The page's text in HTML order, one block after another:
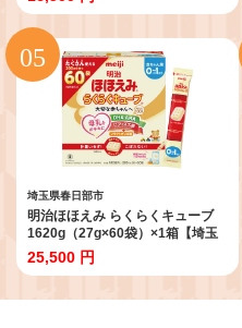
子育て】(CZ011)
埼玉県春日部市
明治ほほえみ らくらくキューブ
1620g（27g×60袋）×1箱【埼玉
県 春日部市 明治 粉ミルク フォロ
ーアップミルク ベビー用品 出産
1)
25,500 円